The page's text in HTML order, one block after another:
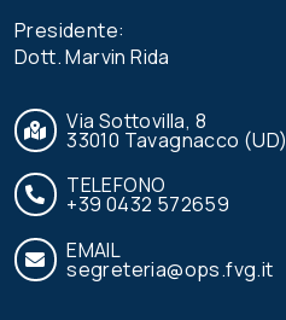
Presidente:
Dott. Marvin Rida
Via Sottovilla, 8
33010 Tavagnacco (UD)
TELEFONO
+39 0432 572659
EMAIL
segreteria@ops.fvg.it